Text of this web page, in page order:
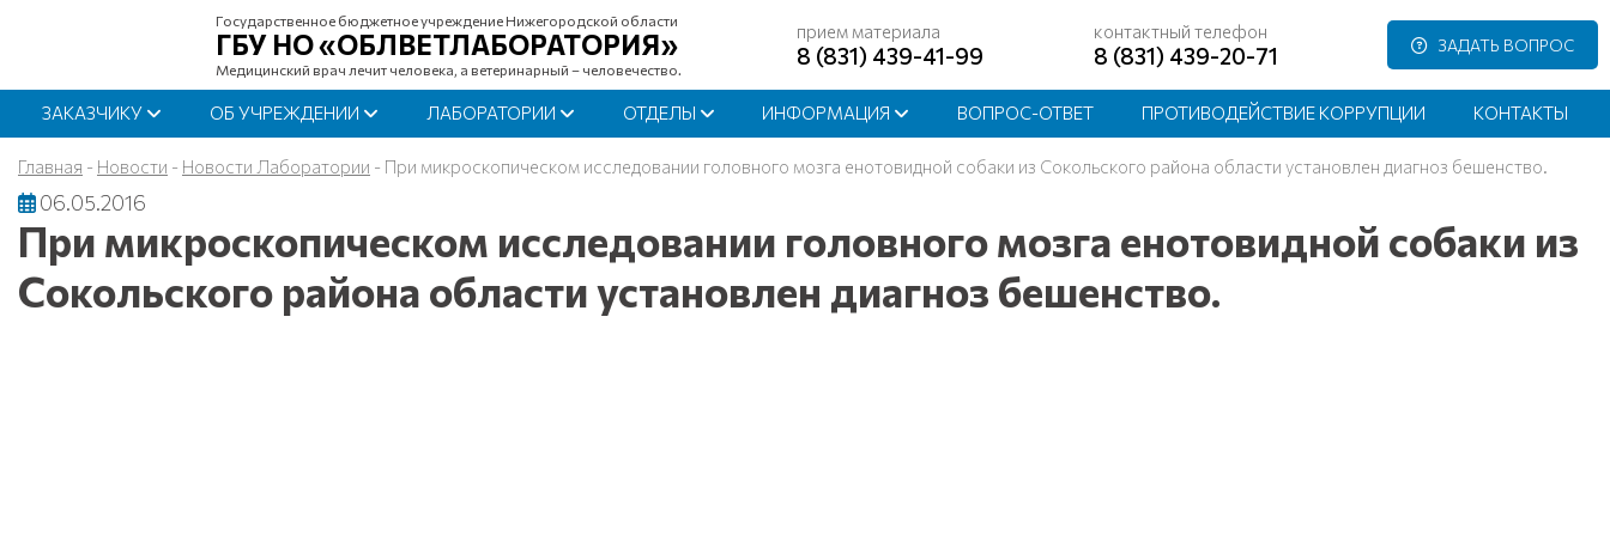
Государственное бюджетное учреждение Нижегородской области
ГБУ НО «ОБЛВЕТЛАБОРАТОРИЯ»
Медицинский врач лечит человека, а ветеринарный – человечество.
прием материала
8 (831) 439-41-99
контактный телефон
8 (831) 439-20-71 ЗАДАТЬ ВОПРОС
ЗАКАЗЧИКУ ОБ УЧРЕЖДЕНИИ ЛАБОРАТОРИИ ОТДЕЛЫ ИНФОРМАЦИЯ ВОПРОС-ОТВЕТ ПРОТИВОДЕЙСТВИЕ КОРРУПЦИИ КОНТАКТЫ
Главная - Новости - Новости Лаборатории - При микроскопическом исследовании головного мозга енотовидной собаки из Сокольского района области установлен диагноз бешенство.
06.05.2016
При микроскопическом исследовании головного мозга енотовидной собаки из
Сокольского района области установлен диагноз бешенство.